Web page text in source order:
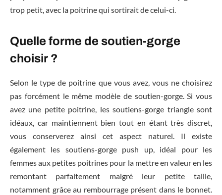
trop petit, avec la poitrine qui sortirait de celui-ci.
Quelle forme de soutien-gorge
choisir ?
Selon le type de poitrine que vous avez, vous ne choisirez
pas forcément le même modèle de soutien-gorge. Si vous
avez une petite poitrine, les soutiens-gorge triangle sont
idéaux, car maintiennent bien tout en étant très discret,
vous conserverez ainsi cet aspect naturel. Il existe
également les soutiens-gorge push up, idéal pour les
femmes aux petites poitrines pour la mettre en valeur en les
remontant parfaitement malgré leur petite taille,
notamment grâce au rembourrage présent dans le bonnet.